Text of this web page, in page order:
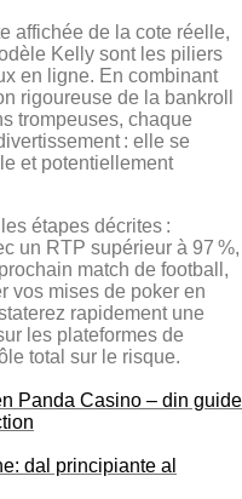
affichée de la cote réelle,
Kelly sont les piliers
en ligne. En combinant
rigoureuse de la bankroll
trompeuses, chaque
: elle se
et potentiellement
étapes décrites :
un RTP supérieur à 97 %,
match de football,
vos mises de poker en
rapidement une
les plateformes de
total sur le risque.
Panda Casino – din guide
dal principiante al